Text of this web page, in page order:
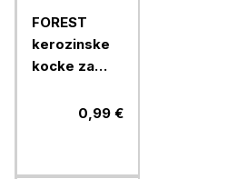
FOREST
kerozinske
kocke za
0,99 €